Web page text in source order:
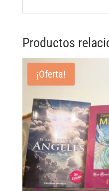
Productos
¡Oferta!